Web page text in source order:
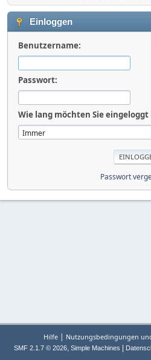
Einloggen
Benutzername:
Passwort:
Wie lang möchten Sie eingeloggt
Passwort
Hilfe | Nutzungsbedingungen
SMF 2.1.7 © 2026, Simple Machines